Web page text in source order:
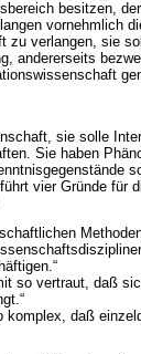
besitzen,
vornehmlich
zu verlangen, sie
andererseits
sie solle
Sie haben
vier Gründe für
so vertraut, daß
komplex, daß